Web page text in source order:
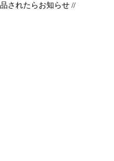
されたらお知らせ //